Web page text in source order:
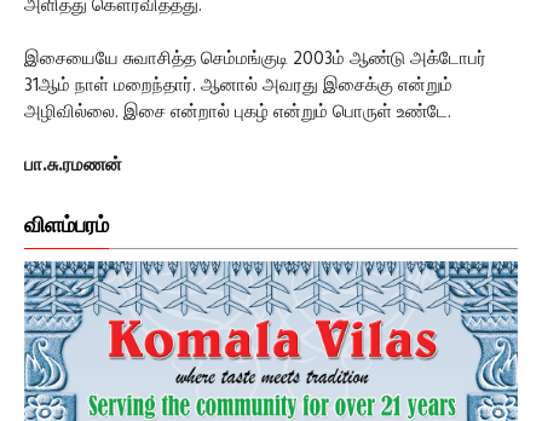
அளித்து கௌரவித்தது.
இசையையே சுவாசித்த செம்மங்குடி 2003ம் ஆண்டு அக்டோபர்
31ஆம் நாள் மறைந்தார். ஆனால் அவரது இசைக்கு என்றும்
அழிவில்லை. இசை என்றால் புகழ் என்றும் பொருள் உண்டே.
பா.சு.ரமணன்
விளம்பரம்